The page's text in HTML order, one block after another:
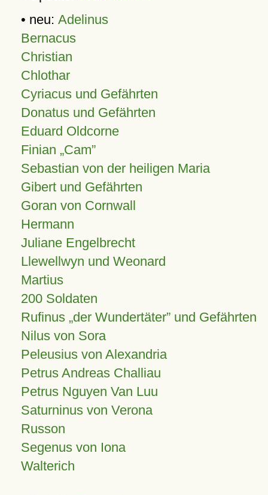
• neu: Adelinus
Bernacus
Christian
Chlothar
Cyriacus und Gefährten
Donatus und Gefährten
Eduard Oldcorne
Finian Cam
Sebastian von der heiligen Maria
Gibert und Gefährten
Goran von Cornwall
Hermann
Juliane Engelbrecht
Llewellwyn und Weonard
Martius
200 Soldaten
Rufinus „der Wundertäter” und Gefährten
Nilus von Sora
Peleusius von Alexandria
Petrus Andreas Challiau
Petrus Nguyen Van Luu
Saturninus von Verona
Russon
Segenus von Iona
Walterich